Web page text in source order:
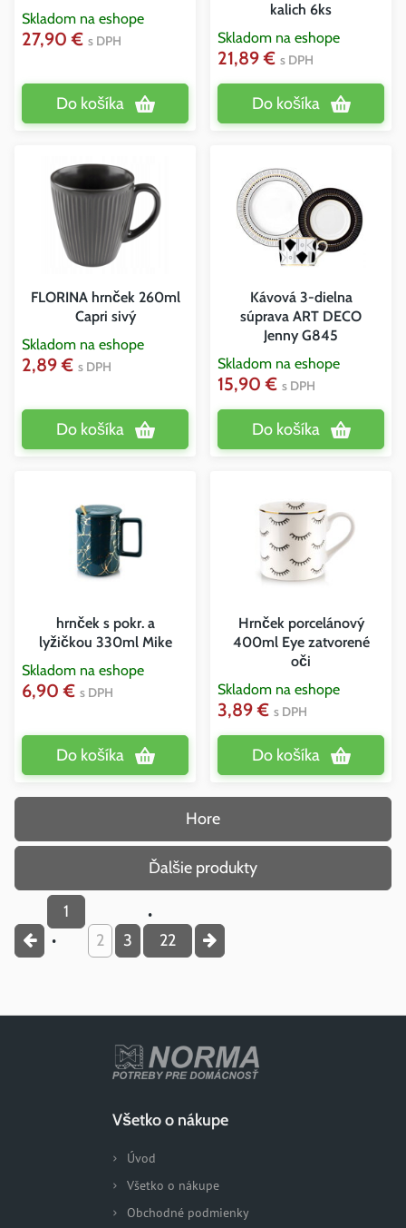
Skladom na eshope
27,90 € s DPH
Do košíka
kalich 6ks
Skladom na eshope
21,89 € s DPH
Do košíka
FLORINA hrnček 260ml
Capri sivý
Skladom na eshope
2,89 € s DPH
Do košíka
Kávová 3-dielna
súprava ART DECO
Jenny G845
Skladom na eshope
15,90 € s DPH
Do košíka
hrnček s pokr. a
lyžičkou 330ml Mike
Skladom na eshope
6,90 € s DPH
Do košíka
Hrnček porcelánový
400ml Eye zatvorené
oči
Skladom na eshope
3,89 € s DPH
Do košíka
Hore
Ďalšie produkty
1
2
3 22
Všetko o nákupe
Úvod
Všetko o nákupe
Obchodné podmienky